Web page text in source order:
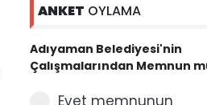
ANKET OYLAMA
Adıyaman Belediyesi'nin
Çalışmalarından Memnun
Evet memnunun